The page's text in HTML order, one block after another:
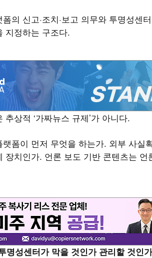
의 신고·조치·보고 의무와 투명성센
지정하는 구조다.
상적 ‘가짜뉴스 규제’가 아니다.
폼이 먼저 무엇을 하는가. 외부 사
장치인가. 언론 보도 기반 콘텐츠는
명성센터가 막을 것인가 관리할 것인가